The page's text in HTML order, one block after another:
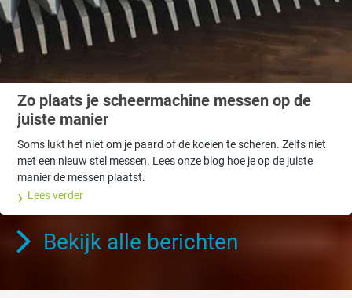
Zo plaats je scheermachine messen op de
juiste manier
Soms lukt het niet om je paard of de koeien te scheren. Zelfs niet
met een nieuw stel messen. Lees onze blog hoe je op de juiste
manier de messen plaatst.
Lees verder
Bekijk alle berichten